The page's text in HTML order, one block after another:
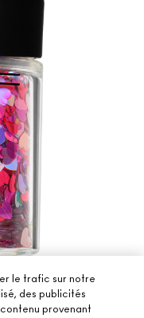
le trafic sur notre
des publicités
provenant